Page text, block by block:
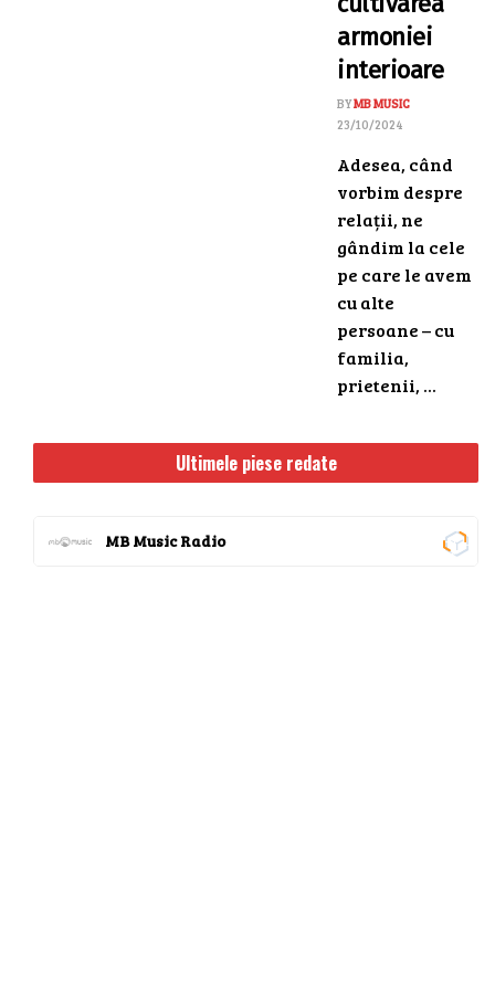
armoniei
interioare
BYMB MUSIC
23/10/2024
Adesea, când
vorbim despre
relații, ne
gândim la cele
pe care le avem
cu alte
persoane – cu
familia,
prietenii, ...
Ultimele piese redate
MB Music Radio